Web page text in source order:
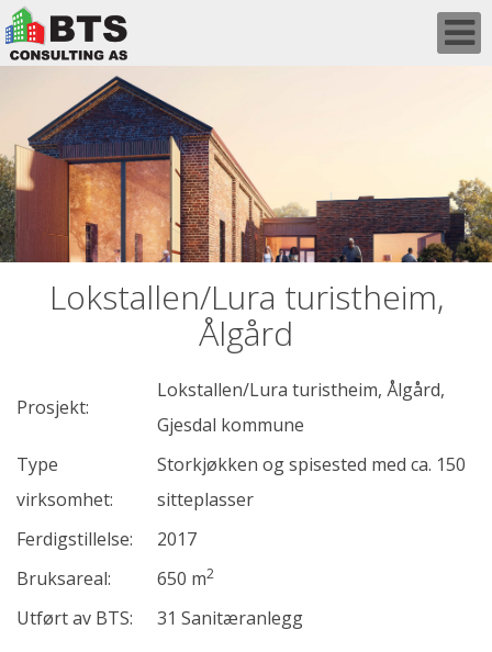
Skip
to
Lokstallen/Lura turistheim,
Ålgård
Prosjekt:
Lokstallen/Lura turistheim, Ålgård,
Gjesdal kommune
Type
virksomhet:
Storkjøkken og spisested med ca. 150
sitteplasser
Ferdigstillelse:
2017
Bruksareal:
650 m2
Utført av BTS: 31 Sanitæranlegg